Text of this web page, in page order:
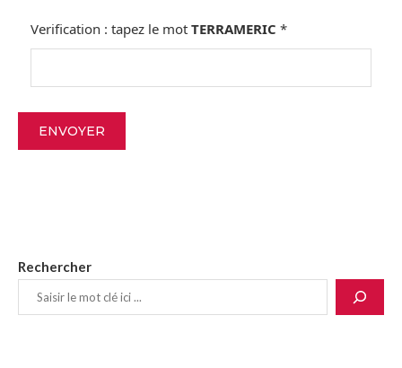
Verification : tapez le mot TERRAMERIC *
Rechercher